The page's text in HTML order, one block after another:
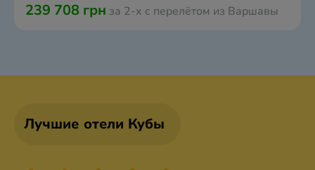
239 708 грн за 2-х с перелётом из Варшавы
Лучшие отели Кубы